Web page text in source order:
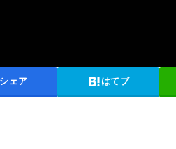
シェア はてブ